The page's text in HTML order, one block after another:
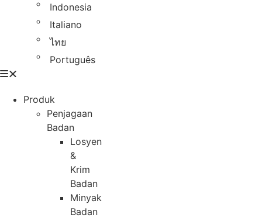
Indonesia
Italiano
ไทย
Português
Produk
Penjagaan
Badan
Losyen
&
Krim
Badan
Minyak
Badan